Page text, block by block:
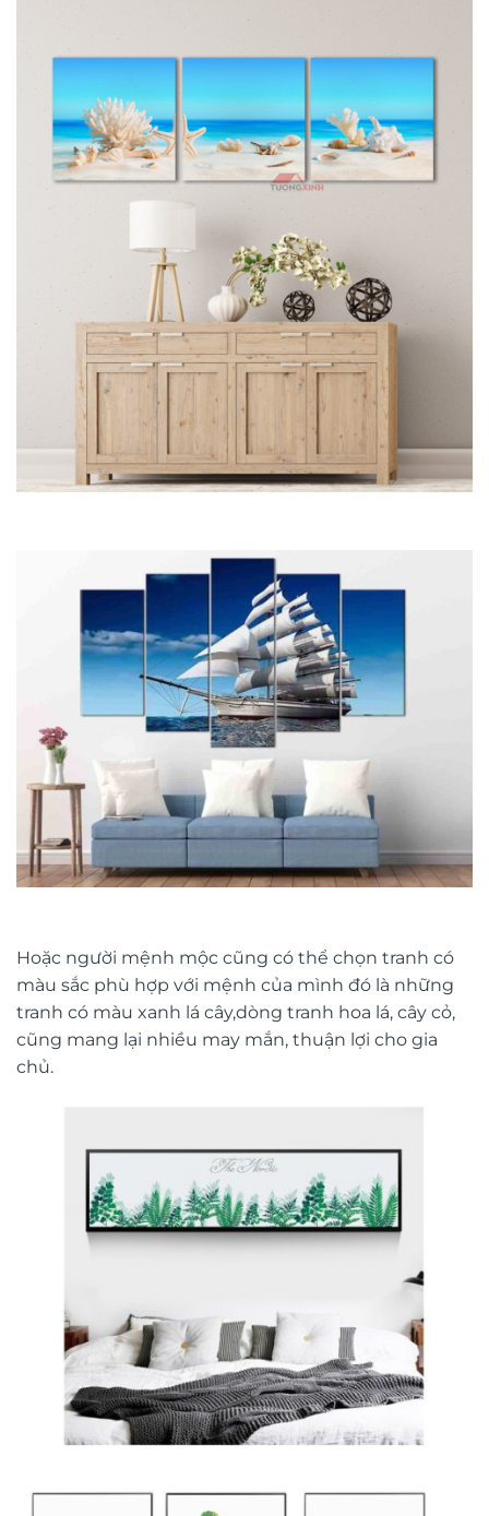
Hoặc người mệnh mộc cũng có thể chọn tranh có
màu sắc phù hợp với mệnh của mình đó là những
tranh có màu xanh lá cây,dòng tranh hoa lá, cây cỏ,
cũng mang lại nhiều may mắn, thuận lợi cho gia
chủ.